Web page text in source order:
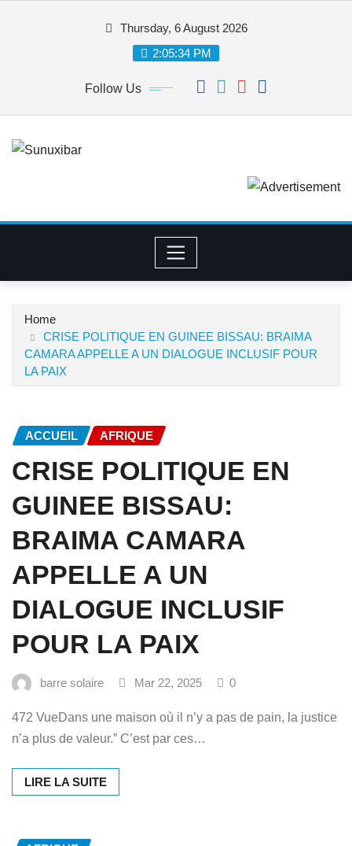
Thursday, 6 August 2026
2:05:34 PM
Follow Us
Home
CRISE POLITIQUE EN GUINEE BISSAU: BRAIMA
CAMARA APPELLE A UN DIALOGUE INCLUSIF POUR
LA PAIX
ACCUEIL AFRIQUE
CRISE POLITIQUE EN
GUINEE BISSAU:
BRAIMA CAMARA
APPELLE A UN
DIALOGUE INCLUSIF
POUR LA PAIX
barre solaire Mar 22, 2025 0
472 VueDans une maison où il n’y a pas de pain, la justice
n’a plus de valeur.” C’est par ces…
LIRE LA SUITE